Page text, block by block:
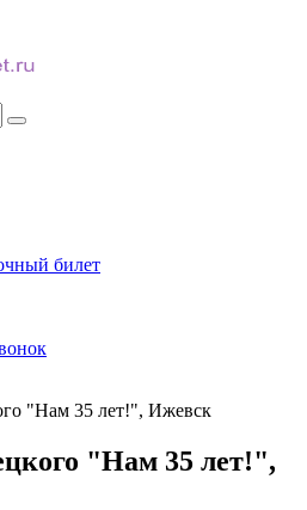
билет
"Нам 35 лет!", Ижевск
"Нам 35 лет!",